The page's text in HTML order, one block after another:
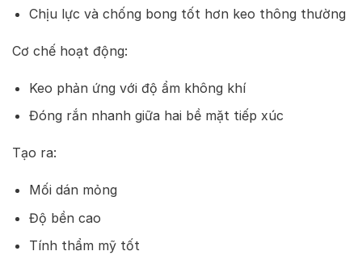
Chịu lực và chống bong tốt hơn keo thông thường
Cơ chế hoạt động:
Keo phản ứng với độ ẩm không khí
Đóng rắn nhanh giữa hai bề mặt tiếp xúc
Tạo ra:
Mối dán mỏng
Độ bền cao
Tính thẩm mỹ tốt